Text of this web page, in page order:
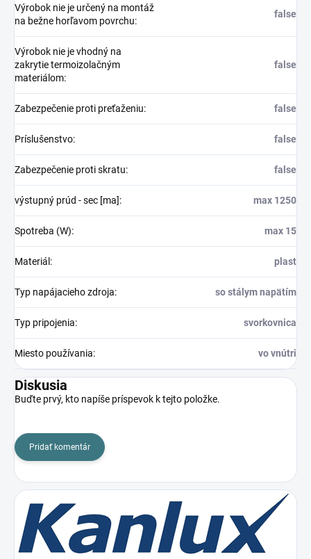
Výrobok nie je určený na montáž
na bežne horľavom povrchu:
false
Výrobok nie je vhodný na
zakrytie termoizolačným
materiálom:
false
Zabezpečenie proti preťaženiu: false
Príslušenstvo: false
Zabezpečenie proti skratu: false
výstupný prúd - sec [ma]: max 1250
Spotreba (W): max 15
Materiál : plast
Typ napájacieho zdroja: so stálym napätím
Typ pripojenia: svorkovnica
Miesto používania: vo vnútri
Diskusia
Buďte prvý, kto napíše príspevok k tejto položke.
Pridať komentár